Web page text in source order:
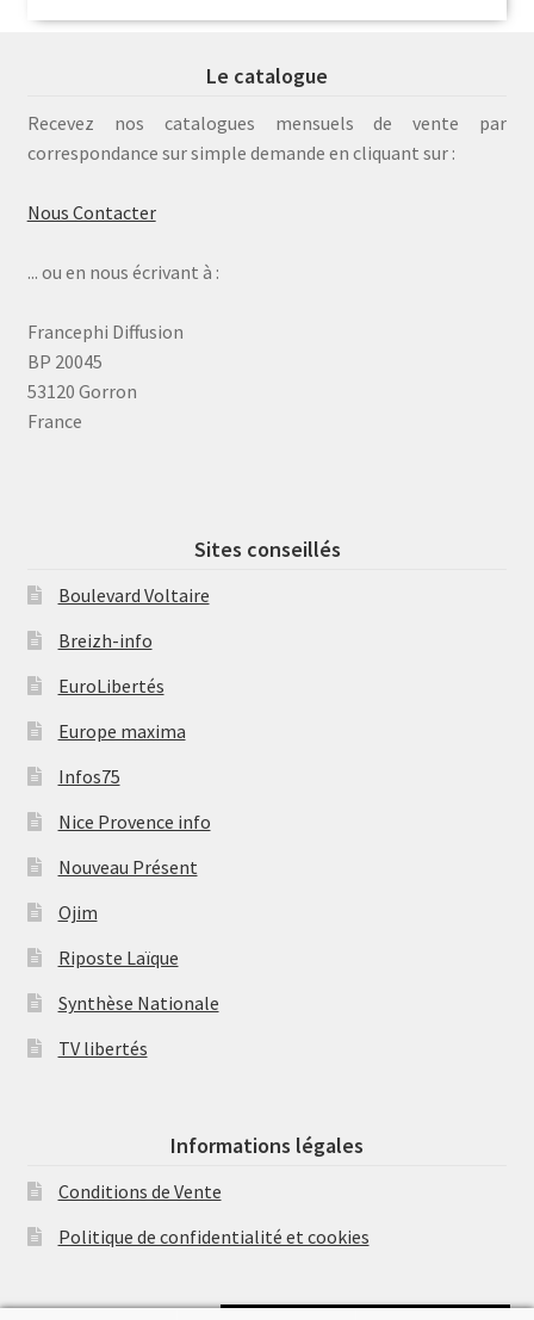
Le catalogue
Recevez nos catalogues mensuels de vente par
correspondance sur simple demande en cliquant sur :
Nous Contacter
... ou en nous écrivant à :
Francephi Diffusion
BP 20045
53120 Gorron
France
Sites conseillés
Boulevard Voltaire
Breizh-info
EuroLibertés
Europe maxima
Infos75
Nice Provence info
Nouveau Présent
Ojim
Riposte Laïque
Synthèse Nationale
TV libertés
Informations légales
Conditions de Vente
Politique de confidentialité et cookies